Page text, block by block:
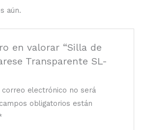
aún.
en valorar “Silla de
Transparente SL-
correo electrónico no será
obligatorios están